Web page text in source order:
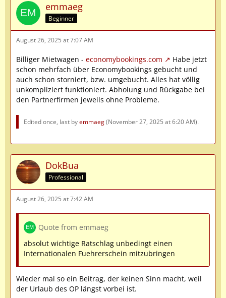
emmaeg
Beginner
August 26, 2025 at 7:07 AM
Billiger Mietwagen - economybookings.com
Habe jetzt
schon mehrfach über Economybookings gebucht und
auch schon storniert, bzw. umgebucht. Alles hat völlig
unkompliziert funktioniert. Abholung und Rückgabe bei
den Partnerfirmen jeweils ohne Probleme.
Edited once, last byemmaeg(November 27, 2025 at 6:20 AM).
DokBua
Professional
August 26, 2025 at 7:42 AM
Quote from emmaeg
absolut wichtige Ratschlag unbedingt einen
Internationalen Fuehrerschein mitzubringen
Wieder mal so ein Beitrag, der keinen Sinn macht, weil
der Urlaub des OP längst vorbei ist.